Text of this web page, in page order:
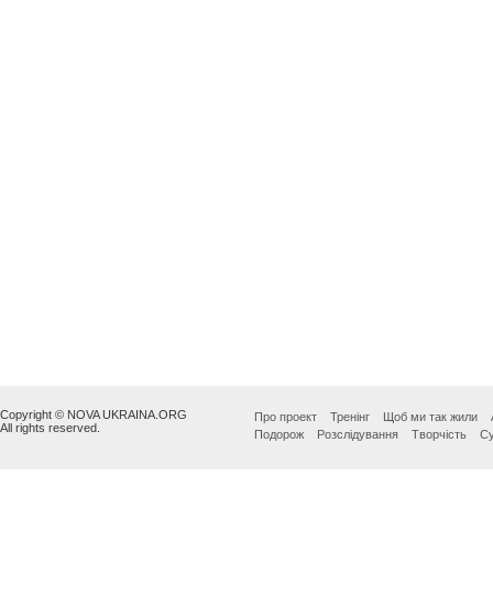
Copyright © NOVA UKRAINA.ORG
All rights reserved.
Про проект Тренінг Щоб ми так жили
Подорож
Розслідування Творчість